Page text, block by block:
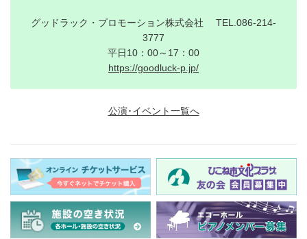
グッドラック・プロモーション株式会社 TEL.086-214-
3777
平日10：00～17：00
https://goodluck-p.jp/
公演･イベント一覧へ